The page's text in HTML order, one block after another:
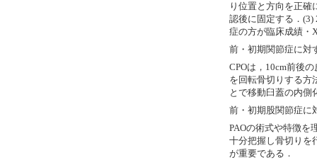
り位置と方向を正確
認後に固定する．(3)
症の方が臨床成績・
前・初期関節症に対
CPOは，10cm前後
を回転骨切りする方
とで移動臼蓋の内側
前・初期股関節症に
PAOの術式や特徴を
十分把握し骨切りを
が重要である．